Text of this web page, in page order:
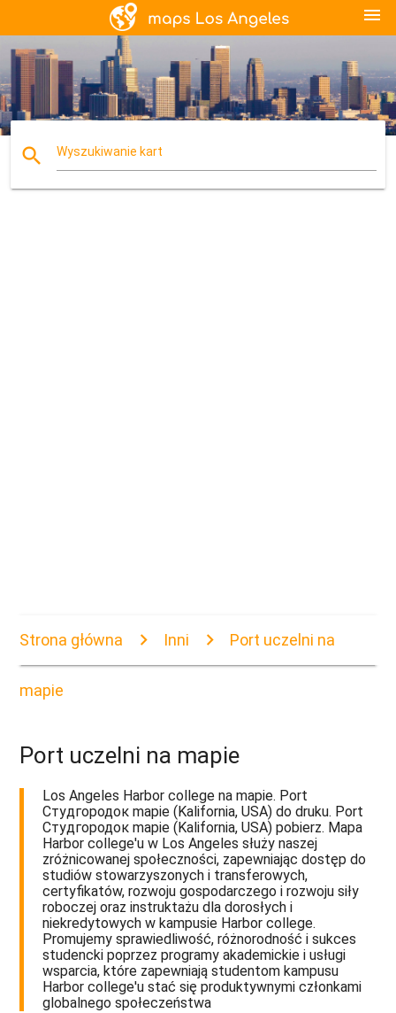
menu
search Wyszukiwanie kart
Strona główna Inni Port uczelni na
mapie
Port uczelni na mapie
Los Angeles Harbor college na mapie. Port
Студгородок mapie (Kalifornia, USA) do druku. Port
Студгородок mapie (Kalifornia, USA) pobierz. Mapa
Harbor college'u w Los Angeles służy naszej
zróżnicowanej społeczności, zapewniając dostęp do
studiów stowarzyszonych i transferowych,
certyfikatów, rozwoju gospodarczego i rozwoju siły
roboczej oraz instruktażu dla dorosłych i
niekredytowych w kampusie Harbor college.
Promujemy sprawiedliwość, różnorodność i sukces
studencki poprzez programy akademickie i usługi
wsparcia, które zapewniają studentom kampusu
Harbor college'u stać się produktywnymi członkami
globalnego społeczeństwa